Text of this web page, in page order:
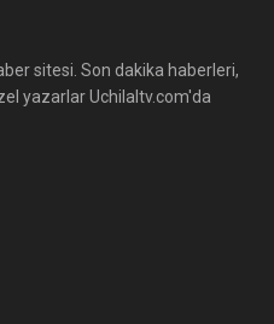
sitesi. Son dakika haberleri,
yazarlar Uchilaltv.com'da